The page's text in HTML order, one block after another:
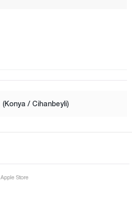
(Konya / Cihanbeyli)
Apple Store